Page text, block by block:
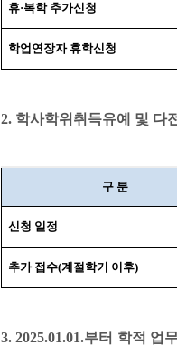
휴·복학 추가신청
학업연장자 휴학신청
2. 학사학위취득유예 및 다
구 분
신청 일정
추가 접수(계절학기 이후)
3. 2025.01.01.부터 학적